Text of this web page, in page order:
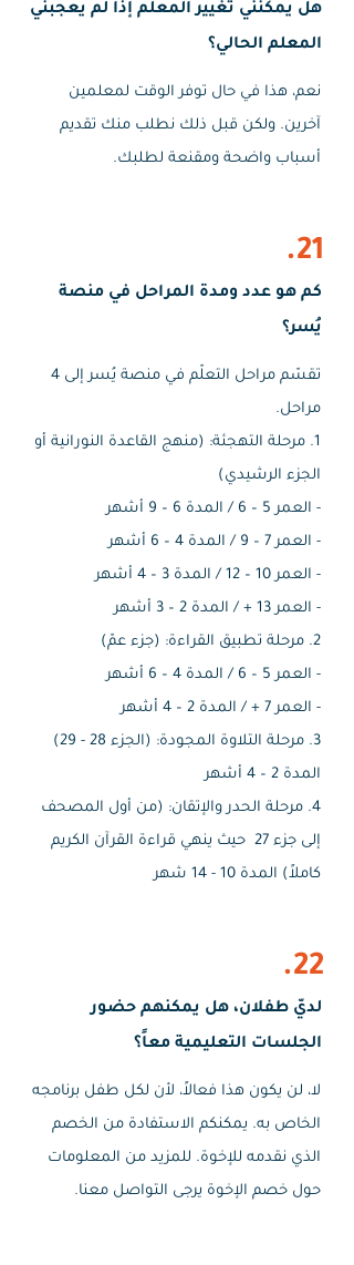
هل يمكنني تغيير المعلم إذا لم يعجبني
المعلم الحالي؟
نعم، هذا في حال توفر الوقت لمعلمين
آخرين. ولكن قبل ذلك نطلب منك تقديم
أسباب واضحة ومقنعة لطلبك.
21.
كم هو عدد ومدة المراحل في منصة
يُسر؟
تقسّم مراحل التعلّم في منصة يُسر إلى 4
مراحل.
1. مرحلة التهجئة: (منهج القاعدة النورانية أو
الجزء الرشيدي)
- العمر 5 – 6 / المدة 6 – 9 أشهر
- العمر 7 – 9 / المدة 4 – 6 أشهر
- العمر 10 – 12 / المدة 3 – 4 أشهر
- العمر 13 + / المدة 2 – 3 أشهر​
2. مرحلة تطبيق القراءة: (جزء عمّ)
- العمر 5 – 6 / المدة 4 – 6 أشهر
- العمر 7 + / المدة 2 – 4 أشهر​
3. مرحلة التلاوة المجودة: (الجزء 28 - 29)
المدة 2 – 4 أشهر​
4. مرحلة الحدر والإتقان: (من أول المصحف
إلى جزء 27 حيث ينهي قراءة القرآن الكريم
كاملاً) المدة 10 - 14 شهر
22.
لديّ طفلان، هل يمكنهم حضور
الجلسات التعليمية معاً؟
لا، لن يكون هذا فعالاً، لأن لكل طفل برنامجه
الخاص به. يمكنكم الاستفادة من الخصم
الذي نقدمه للإخوة. للمزيد من المعلومات
حول خصم الإخوة يرجى التواصل معنا.